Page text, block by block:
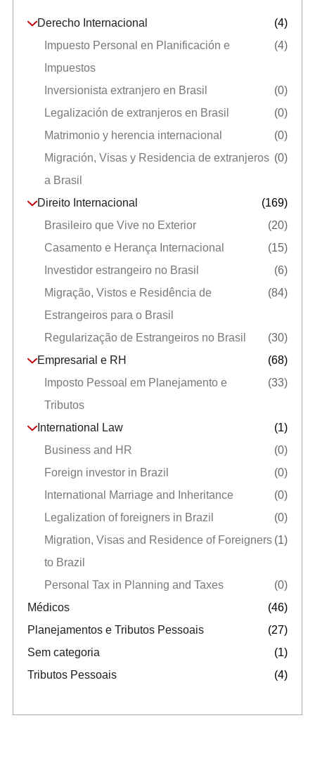
Derecho Internacional
(4)
Impuesto Personal en Planificación e
Impuestos
(4)
Inversionista extranjero en Brasil
(0)
Legalización de extranjeros en Brasil
(0)
Matrimonio y herencia internacional
(0)
Migración, Visas y Residencia de extranjeros
a Brasil
(0)
Direito Internacional
(169)
Brasileiro que Vive no Exterior
(20)
Casamento e Herança Internacional
(15)
Investidor estrangeiro no Brasil
(6)
Migração, Vistos e Residência de
Estrangeiros para o Brasil
(84)
Regularização de Estrangeiros no Brasil
(30)
Empresarial e RH
(68)
Imposto Pessoal em Planejamento e
Tributos
(33)
International Law
(1)
Business and HR
(0)
Foreign investor in Brazil
(0)
International Marriage and Inheritance
(0)
Legalization of foreigners in Brazil
(0)
Migration, Visas and Residence of Foreigners
to Brazil
(1)
Personal Tax in Planning and Taxes
(0)
Médicos
(46)
Planejamentos e Tributos Pessoais
(27)
Sem categoria
(1)
Tributos Pessoais
(4)